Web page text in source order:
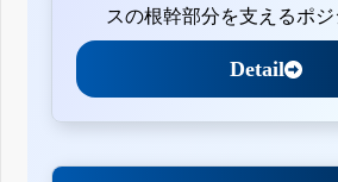
スの根幹部分を支えるポジ
Detail